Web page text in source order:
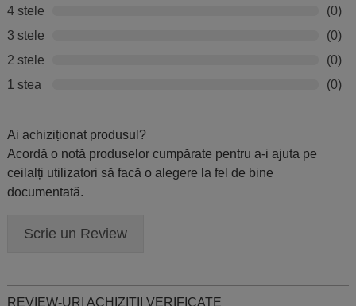
4 stele
(0)
3 stele
(0)
2 stele
(0)
1 stea
(0)
Ai achiziționat produsul?
Acordă o notă produselor cumpărate pentru a-i ajuta pe
ceilalți utilizatori să facă o alegere la fel de bine
documentată.
Scrie un Review
REVIEW-URI ACHIZITII VERIFICATE